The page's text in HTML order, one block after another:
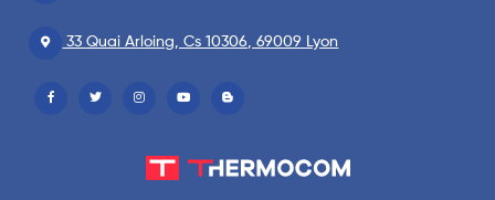
33 Quai Arloing, Cs 10306, 69009 Lyon